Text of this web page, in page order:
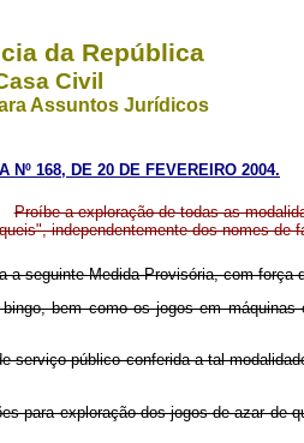
da República
Civil
Assuntos Jurídicos
Nº 168, DE 20 DE FEVEREIRO 2004.
Proíbe a exploração de todas as
independentemente dos nomes de
a seguinte Medida Provisória, com força
bem como os jogos em
serviço público conferida a tal
exploração dos jogos de azar de